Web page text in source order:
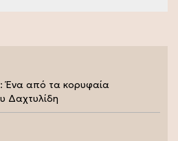
Ένα από τα κορυφαία
Δαχτυλίδη